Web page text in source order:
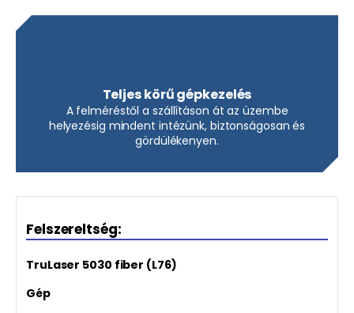
Teljes körű gépkezelés
A felméréstől a szállításon át az üzembe
helyezésig mindent intézünk, biztonságosan és
gördülékenyen.
Felszereltség:
TruLaser 5030 fiber (L76)
Gép